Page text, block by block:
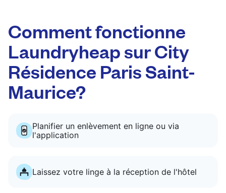
Comment fonctionne
Laundryheap sur City
Résidence Paris Saint-
Maurice?
Planifier un enlèvement en ligne ou via
l'application
Laissez votre linge à la réception de l'hôtel